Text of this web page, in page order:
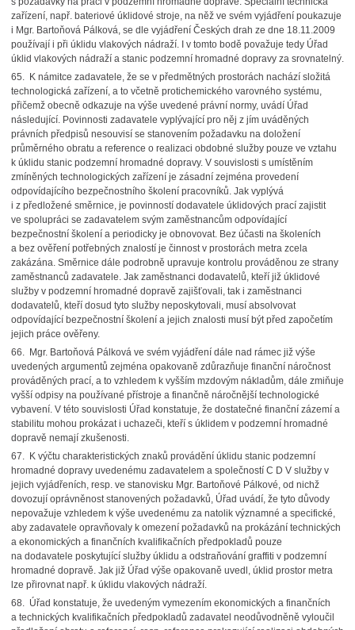
zařízení, např. bateriové úklidové stroje, na něž ve svém vyjádření poukazuje
i Mgr. Bartoňová Pálková, se dle vyjádření Českých drah ze dne 18.11.2009
používají i při úklidu vlakových nádraží. I v tomto bodě považuje tedy Úřad
úklid vlakových nádraží a stanic podzemní hromadné dopravy za srovnatelný.
65. K námitce zadavatele, že se v předmětných prostorách nachází složitá
technologická zařízení, a to včetně protichemického varovného systému,
přičemž obecně odkazuje na výše uvedené právní normy, uvádí Úřad
následující. Povinnosti zadavatele vyplývající pro něj z jím uváděných
právních předpisů nesouvisí se stanovením požadavku na doložení
průměrného obratu a reference o realizaci obdobné služby pouze ve vztahu
k úklidu stanic podzemní hromadné dopravy. V souvislosti s umístěním
zmíněných technologických zařízení je zásadní zejména provedení
odpovídajícího bezpečnostního školení pracovníků. Jak vyplývá
i z předložené směrnice, je povinností dodavatele úklidových prací zajistit
ve spolupráci se zadavatelem svým zaměstnancům odpovídající
bezpečnostní školení a periodicky je obnovovat. Bez účasti na školeních
a bez ověření potřebných znalostí je činnost v prostorách metra zcela
zakázána. Směrnice dále podrobně upravuje kontrolu prováděnou ze strany
zaměstnanců zadavatele. Jak zaměstnanci dodavatelů, kteří již úklidové
služby v podzemní hromadné dopravě zajišťovali, tak i zaměstnanci
dodavatelů, kteří dosud tyto služby neposkytovali, musí absolvovat
odpovídající bezpečnostní školení a jejich znalosti musí být před započetím
jejich práce ověřeny.
66. Mgr. Bartoňová Pálková ve svém vyjádření dále nad rámec již výše
uvedených argumentů zejména opakovaně zdůrazňuje finanční náročnost
prováděných prací, a to vzhledem k vyšším mzdovým nákladům, dále zmiňuje
vyšší odpisy na používané přístroje a finančně náročnější technologické
vybavení. V této souvislosti Úřad konstatuje, že dostatečné finanční zázemí a
stabilitu mohou prokázat i uchazeči, kteří s úklidem v podzemní hromadné
dopravě nemají zkušenosti.
67. K výčtu charakteristických znaků provádění úklidu stanic podzemní
hromadné dopravy uvedenému zadavatelem a společností C D V služby v
jejich vyjádřeních, resp. ve stanovisku Mgr. Bartoňové Pálkové, od nichž
dovozují oprávněnost stanovených požadavků, Úřad uvádí, že tyto důvody
nepovažuje vzhledem k výše uvedenému za natolik významné a specifické,
aby zadavatele opravňovaly k omezení požadavků na prokázání technických
a ekonomických a finančních kvalifikačních předpokladů pouze
na dodavatele poskytující služby úklidu a odstraňování graffiti v podzemní
hromadné dopravě. Jak již Úřad výše opakovaně uvedl, úklid prostor metra
lze přirovnat např. k úklidu vlakových nádraží.
68. Úřad konstatuje, že uvedeným vymezením ekonomických a finančních
a technických kvalifikačních předpokladů zadavatel neodůvodněně vyloučil